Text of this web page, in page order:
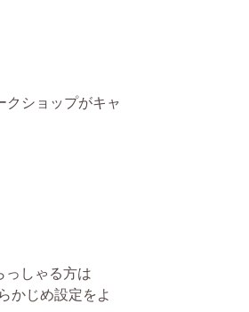
クショップがキャ
っしゃる方は
かじめ設定をよ